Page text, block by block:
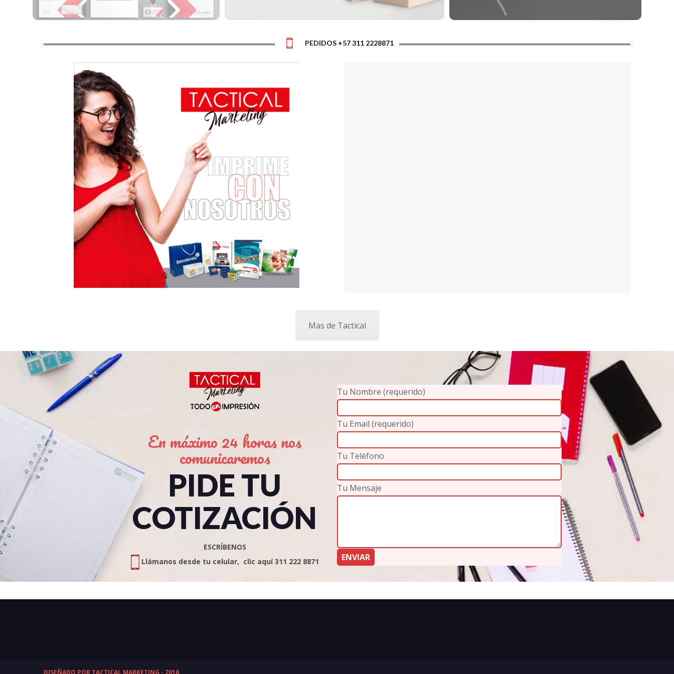
PEDIDOS +57 311 2228871
Mas de Tactical
En máximo 24 horas nos
comunicaremos
PIDE TU
COTIZACIÓN
ESCRÍBENOS
Llámanos desde tu celular, clic aquí 311 222 8871
Tu Nombre (requerido)
Tu Email (requerido)
Tu Teléfono
Tu Mensaje
DISEÑADO POR TACTICAL MARKETING - 2018